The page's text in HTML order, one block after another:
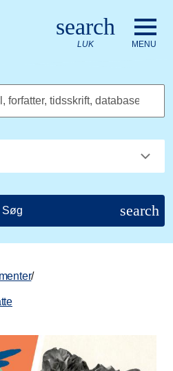
Gå til Det Kongelige
search
LUK MENU
tidsskrift, database
Søg search
/